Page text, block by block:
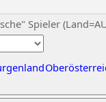
Spieler